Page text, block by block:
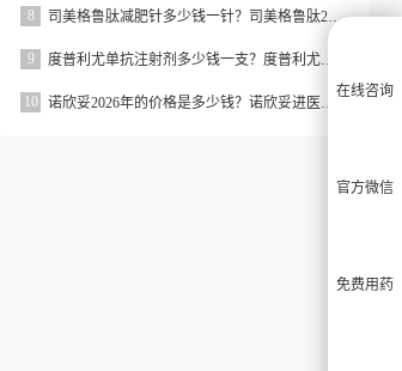
8 司美格鲁肽减肥针多少钱一针？司美格鲁肽2026价格
9 度普利尤单抗注射剂多少钱一支？度普利尤单抗一支价格约为3160元
10 诺欣妥2026年的价格是多少钱？诺欣妥进医保了吗？
在线咨询
官方微信
免费用药